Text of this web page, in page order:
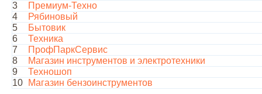
3
Премиум-Техно
4
Рябиновый
5
Бытовик
6
Техника
7
ПрофПаркСервис
8
Магазин инструментов и электротехники
9
Техношоп
10
Магазин бензоинструментов